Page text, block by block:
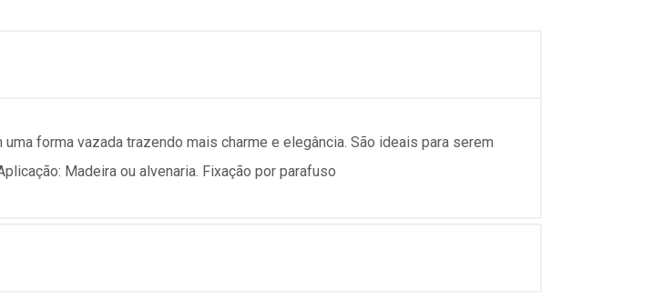
forma vazada trazendo mais charme e elegância. São ideais para serem
Madeira ou alvenaria. Fixação por parafuso